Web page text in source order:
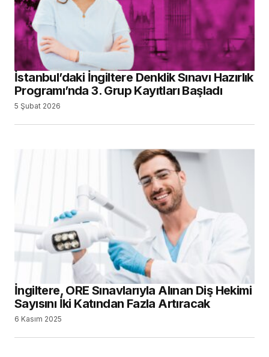
İstanbul’daki İngiltere Denklik Sınavı Hazırlık
Programı’nda 3. Grup Kayıtları Başladı
5 Şubat 2026
İngiltere, ORE Sınavlarıyla Alınan Diş Hekimi
Sayısını İki Katından Fazla Artıracak
6 Kasım 2025